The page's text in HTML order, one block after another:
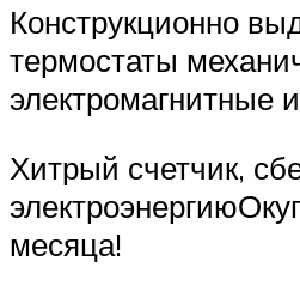
Конструкционно
термостаты
электромагнитные
Хитрый счетчик,
месяца!